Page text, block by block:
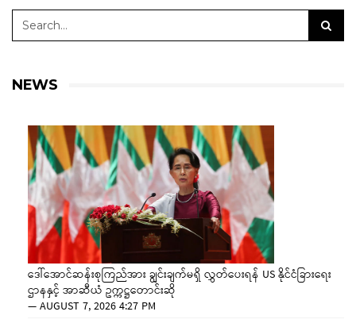
NEWS
ဒေါ်အောင်ဆန်းစုကြည်အား ချွင်းချက်မရှိ လွှတ်ပေးရန် US နိုင်ငံခြားရေး
ဌာနနှင့် အာဆီယံ ဥက္ကဋ္ဌတောင်းဆို
—AUGUST 7, 2026 4:27 PM